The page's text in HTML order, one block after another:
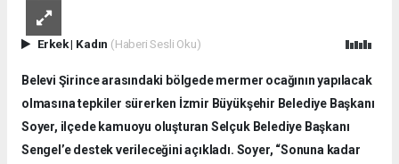
Erkek| Kadın (Haberi Sesli Oku)
Belevi Şirince arasındaki bölgede mermer ocağının yapılacak
olmasına tepkiler sürerken İzmir Büyükşehir Belediye Başkanı
Soyer, ilçede kamuoyu oluşturan Selçuk Belediye Başkanı
Sengel’e destek verileceğini açıkladı. Soyer, “Sonuna kadar